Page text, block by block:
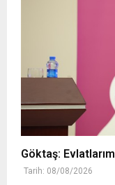
Göktaş:
Tarih: 08/08/2026